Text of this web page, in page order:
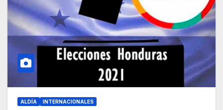
ALDÍA INTERNACIONALES